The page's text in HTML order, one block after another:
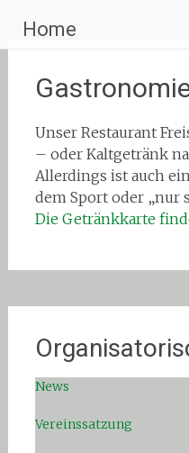
Inhalt
springen
Home
Unser Restaurant
– oder Kaltgetränk
Allerdings ist auch
dem Sport oder „nur
Die Getränkkarte
News
Vereinssatzung